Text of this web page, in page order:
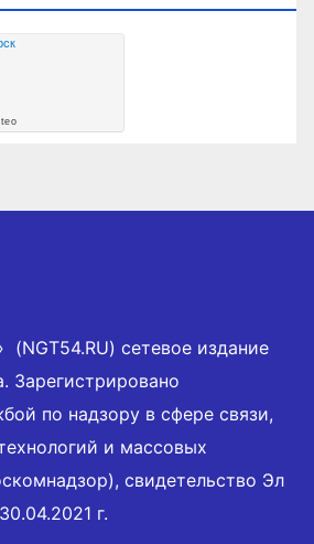
(NGT54.RU) сетевое издание
Зарегистрировано
по надзору в сфере связи,
и массовых
свидетельство Эл
г.